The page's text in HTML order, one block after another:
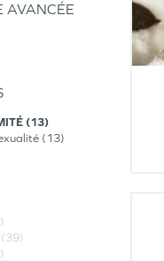
AVANCÉE
13
13
(39)